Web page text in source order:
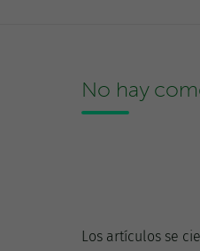
No hay
Los artículos se